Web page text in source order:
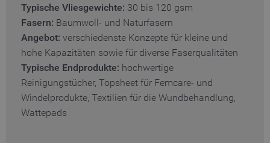
Typische Vliesgewichte: 30 bis 120 gsm
Fasern: Baumwoll- und Naturfasern
Angebot: verschiedenste Konzepte für kleine und
hohe Kapazitäten sowie für diverse Faserqualitäten
Typische Endprodukte: hochwertige
Reinigungstücher, Topsheet für Femcare- und
Windelprodukte, Textilien für die Wundbehandlung,
Wattepads